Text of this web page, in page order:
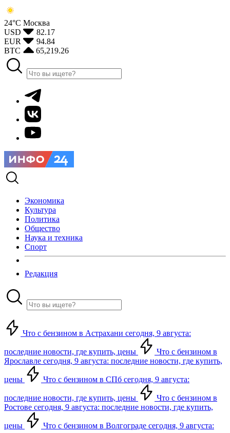
24°С Москва
USD
82.17
EUR
94.84
BTC
65,219.26
Экономика
Культура
Политика
Общество
Наука и техника
Спорт
Редакция
Что с бензином в Астрахани сегодня, 9 августа:
последние новости, где купить, цены
Что с бензином в
Ярославле сегодня, 9 августа: последние новости, где купить,
цены Что с бензином в СПб сегодня, 9 августа:
последние новости, где купить, цены
Что с бензином в
Ростове сегодня, 9 августа: последние новости, где купить,
цены
Что с бензином в Волгограде сегодня, 9 августа: